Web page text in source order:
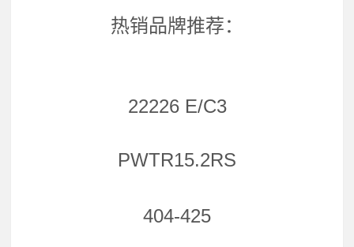
热销品牌推荐：
22226 E/C3
PWTR15.2RS
404-425